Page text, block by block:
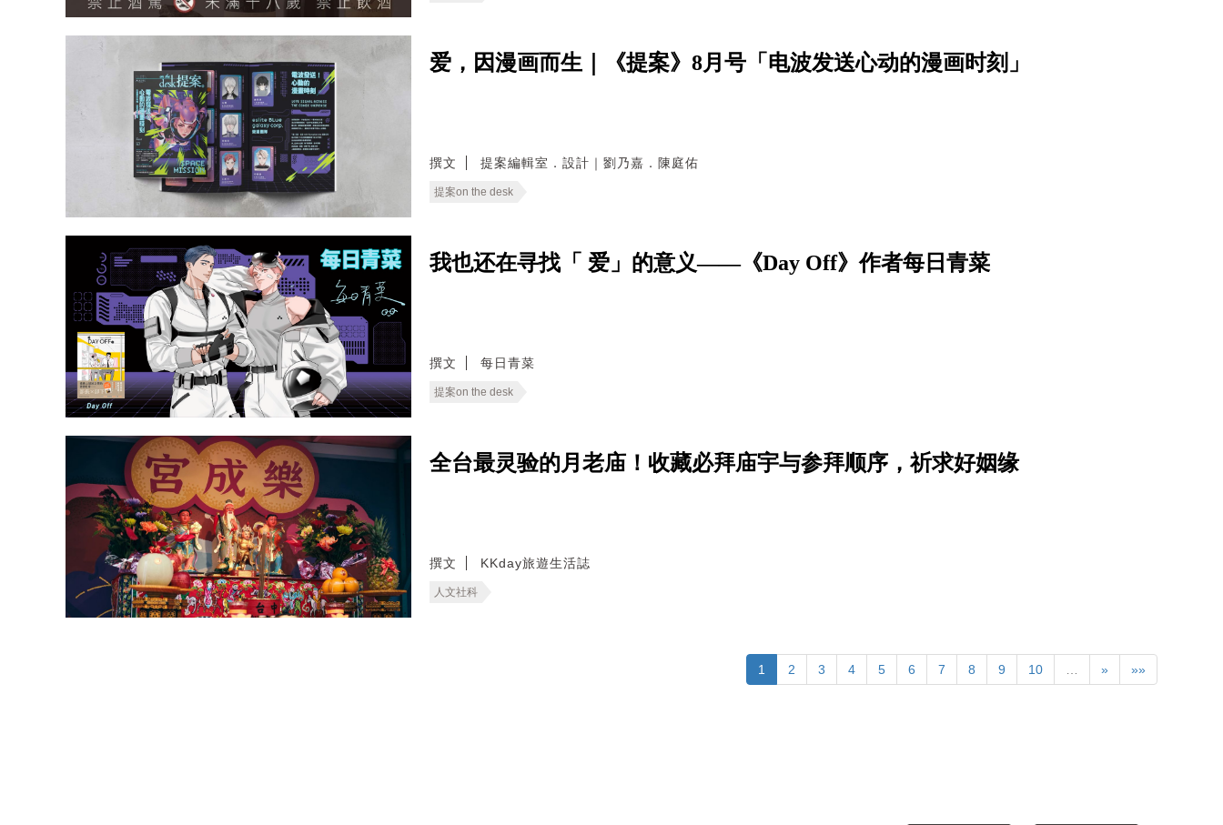
爱，因漫画而生｜《提案》8月号「电波发送心动的漫画时刻」
撰文 提案編輯室．設計｜劉乃嘉．陳庭佑
提案on the desk
我也还在寻找「 爱」的意义——《Day Off》作者每日青菜
撰文 每日青菜
提案on the desk
全台最灵验的月老庙！收藏必拜庙宇与参拜顺序，祈求好姻缘
撰文 KKday旅遊生活誌
人文社科
1 2 3 4 5 6 7 8 9 10 … » »»